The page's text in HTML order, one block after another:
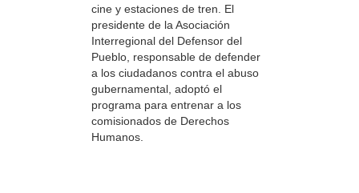
cine y estaciones de tren. El
presidente de la Asociación
Interregional del Defensor del
Pueblo, responsable de defender
a los ciudadanos contra el abuso
gubernamental, adoptó el
programa para entrenar a los
comisionados de Derechos
Humanos.